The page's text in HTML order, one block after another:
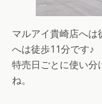
マルアイ貴崎店へ
へは徒歩11分です♪
特売日ごとに使い分
ね。